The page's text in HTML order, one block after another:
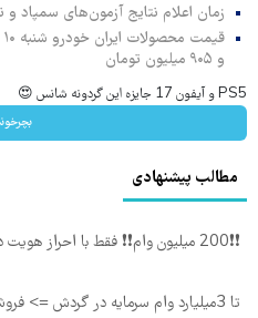
زمان اعلام نتایج آزمون‌های
و ۹۰۵ میلیون تومان
PS5 و آیفون 17 جایزه این گردونه شانس 😍
مطالب پیشنهادی
❗❗200 میلیون وام❗❗ فقط با احراز هویت در آبان تتر
تا 3میلیارد وام سرمایه در گردش => فروشگاهت رو ثبت کن